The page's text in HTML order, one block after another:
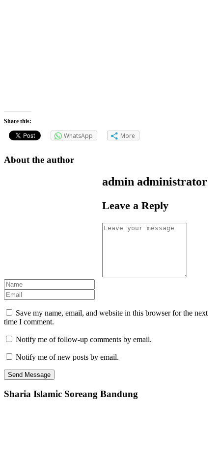
Share this:
WhatsApp More
About the author
admin administrator
Leave a Reply
Save my name, email, and website in this browser for the next
time I comment.
Notify me of follow-up comments by email.
Notify me of new posts by email.
Sharia Islamic Soreang Bandung